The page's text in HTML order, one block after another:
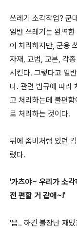
쓰레기 소각작업? 군
일반 쓰레기는 완벽
여 처리하지만, 군용
자재, 교범, 교본, 각
시킨다. 그렇다고 일
다. 관련 법규에 따라
고 처리하는데 불편
로 처리하는 것이다.
뒤에 좀비처럼 있던
렸다.
'가츠야~ 우리가 소
전 편할 거 같애~!'
'음.. 하긴 불장난 재